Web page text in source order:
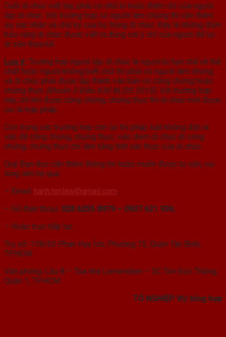
Cuối di chúc viết tay, phải có chữ kí hoặc điểm chỉ của người
lập di chúc. Với trường hợp có người làm chứng thì cần thêm
sự xác nhận và chữ ký của họ trong di chúc. Đây là những đảm
bảo rằng di chúc được viết ra đúng với ý chí của người để lại
di sản thừa kế.
Lưu ý: Trường hợp người lập di chúc là người bị hạn chế về thể
chất hoặc người không biết chữ thì phải có người làm chứng
và di chúc phải được lập thành văn bản có công chứng hoặc
chứng thực (khoản 3 Điều 630 BLDS 2015). Với trường hợp
này, chỉ khi được công chứng, chứng thực thì di chúc mới được
coi là hợp pháp.
Còn trong các trường hợp còn lại thì pháp luật không đặt ra
vấn đề công chứng, chứng thực; việc đem di chúc đi công
chứng; chứng thực chỉ làm tăng tính xác thực của di chúc.
Quý Bạn đọc cần thêm thông tin hoặc muốn được tư vấn, vui
lòng liên hệ qua:
– Email: hanh.hmlaw@gmail.com;
– Số điện thoại: 028 6255 8979 – 0937 621 936;
– Hoặc trực tiếp tại:
Trụ sở: 118/63 Phan Huy Ích, Phường 15, Quận Tân Bình,
TP.HCM.
Văn phòng: Lầu 8 – Tòa nhà Lemeridien – 3C Tôn Đức Thắng,
Quận 1, TP.HCM.
TỔ NGHIỆP VỤ tổng hợp